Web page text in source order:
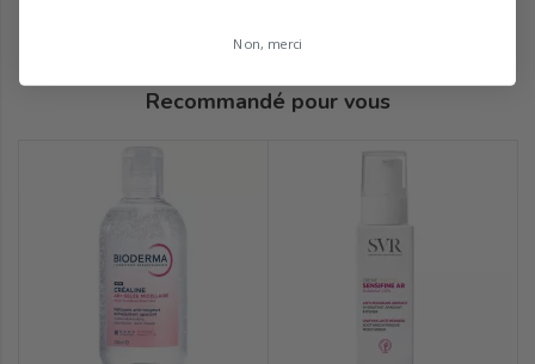
Recommandé pour vous
Non, merci